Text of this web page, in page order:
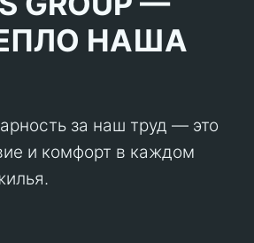
НАША
за наш труд — это
и комфорт в каждом